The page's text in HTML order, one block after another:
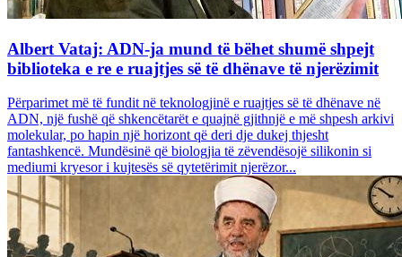
Albert Vataj: ADN-ja mund të bëhet shumë shpejt
biblioteka e re e ruajtjes së të dhënave të njerëzimit
Përparimet më të fundit në teknologjinë e ruajtjes së të dhënave në
ADN, një fushë që shkencëtarët e quajnë gjithnjë e më shpesh arkivi
molekular, po hapin një horizont që deri dje dukej thjesht
fantashkencë. Mundësinë që biologjia të zëvendësojë silikonin si
mediumi kryesor i kujtesës së qytetërimit njerëzor...